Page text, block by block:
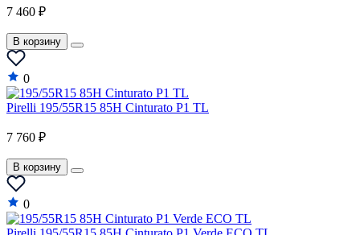
7 460 ₽
В корзину
0
Pirelli 195/55R15 85H Cinturato P1 TL
7 760 ₽
В корзину
0